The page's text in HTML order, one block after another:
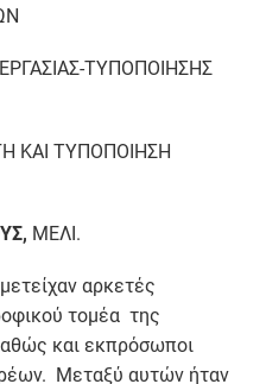
ΤΥΠΟΠΟΙΗΣΗΣ
ΚΑΙ ΤΥΠΟΠΟΙΗΣΗ
ΜΕΛΙ.
αρκετές
τομέα της
και εκπρόσωποι
Μεταξύ αυτών ήταν